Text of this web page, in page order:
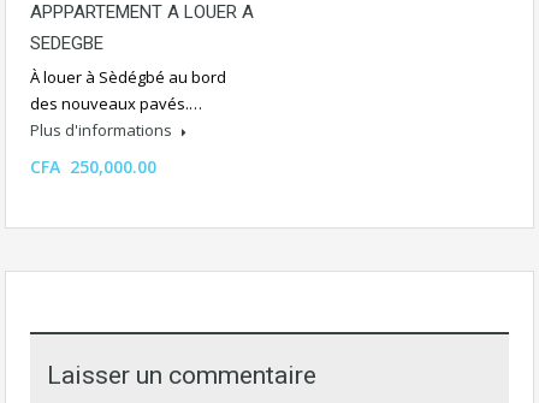
APPPARTEMENT A LOUER A
SEDEGBE
À louer à Sèdégbé au bord
des nouveaux pavés.…
Plus d'informations
CFA 250,000.00
Laisser un commentaire